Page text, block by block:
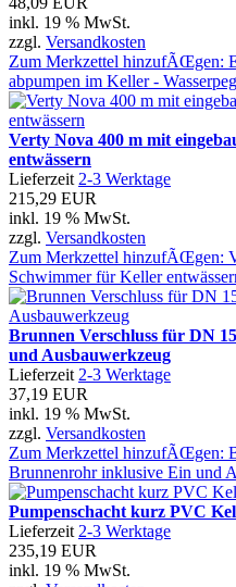
inkl. 19 % MwSt.
zzgl. Versandkosten
Zum Merkzettel hinzufÃŒgen:
abpumpen im Keller -
Verty Nova 400 m mit
entwässern
Lieferzeit2-3 Werktage
215,29 EUR
inkl. 19 % MwSt.
zzgl. Versandkosten
Zum Merkzettel hinzufÃŒgen:
Schwimmer für Keller
Brunnen Verschluss für DN
und Ausbauwerkzeug
Lieferzeit2-3 Werktage
37,19 EUR
inkl. 19 % MwSt.
zzgl. Versandkosten
Zum Merkzettel hinzufÃŒgen:
Brunnenrohr inklusive Ein und
Pumpenschacht kurz PVC
Lieferzeit2-3 Werktage
235,19 EUR
inkl. 19 % MwSt.